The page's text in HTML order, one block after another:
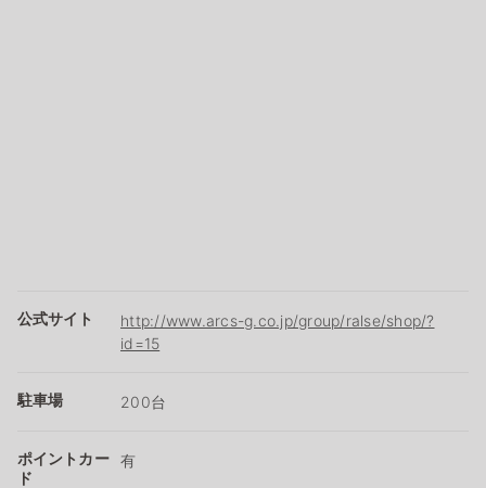
公式サイト
http://www.arcs-g.co.jp/group/ralse/shop/?
id=15
駐車場 200台
ポイントカー
ド
有